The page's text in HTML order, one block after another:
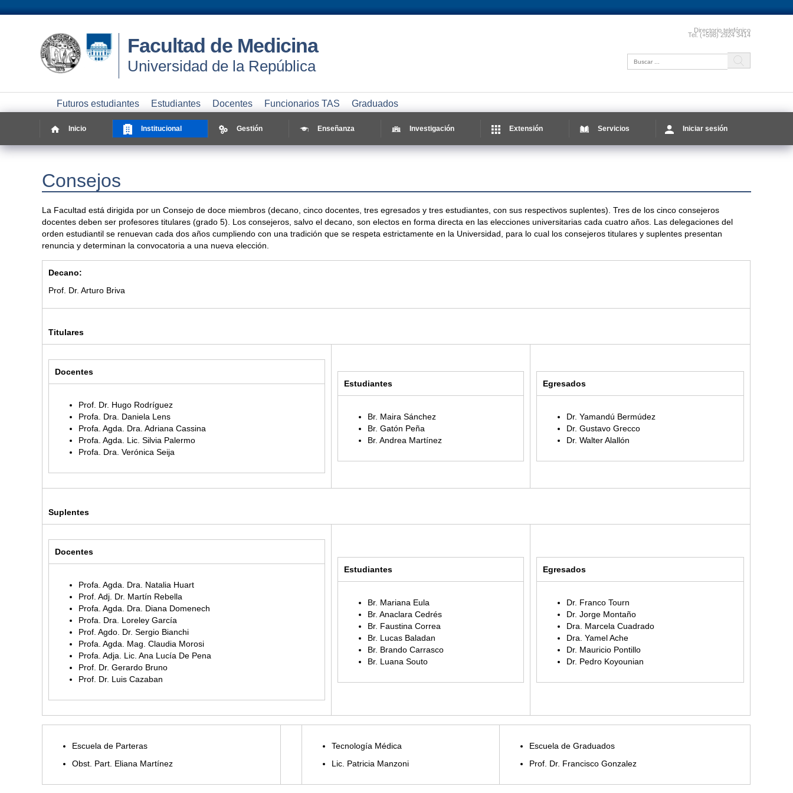
Directorio telefónico
Tel. (+598) 2924 3414
Facultad de Medicina
Universidad de la República
Futuros estudiantes Estudiantes Docentes Funcionarios TAS Graduados
Inicio Institucional Gestión Enseñanza Investigación Extensión Servicios Iniciar sesión
Consejos
La Facultad está dirigida por un Consejo de doce miembros (decano, cinco docentes, tres egresados y tres estudiantes, con sus respectivos suplentes). Tres de los cinco consejeros
docentes deben ser profesores titulares (grado 5). Los consejeros, salvo el decano, son electos en forma directa en las elecciones universitarias cada cuatro años. Las delegaciones del
orden estudiantil se renuevan cada dos años cumpliendo con una tradición que se respeta estrictamente en la Universidad, para lo cual los consejeros titulares y suplentes presentan
renuncia y determinan la convocatoria a una nueva elección.
Decano:
Prof. Dr. Arturo Briva
Titulares
Docentes
Prof. Dr. Hugo Rodríguez
Profa. Dra. Daniela Lens
Profa. Agda. Dra. Adriana Cassina
Profa. Agda. Lic. Silvia Palermo
Profa. Dra. Verónica Seija
Estudiantes
Br. Maira Sánchez
Br. Gatón Peña
Br. Andrea Martínez
Egresados
Dr. Yamandú Bermúdez
Dr. Gustavo Grecco
Dr. Walter Alallón
Suplentes
Docentes
Profa. Agda. Dra. Natalia Huart
Prof. Adj. Dr. Martín Rebella
Profa. Agda. Dra. Diana Domenech
Profa. Dra. Loreley García
Prof. Agdo. Dr. Sergio Bianchi
Profa. Agda. Mag. Claudia Morosi
Profa. Adja. Lic. Ana Lucía De Pena
Prof. Dr. Gerardo Bruno
Prof. Dr. Luis Cazaban
Estudiantes
Br. Mariana Eula
Br. Anaclara Cedrés
Br. Faustina Correa
Br. Lucas Baladan
Br. Brando Carrasco
Br. Luana Souto
Egresados
Dr. Franco Tourn
Dr. Jorge Montaño
Dra. Marcela Cuadrado
Dra. Yamel Ache
Dr. Mauricio Pontillo
Dr. Pedro Koyounian
Escuela de Parteras
Obst. Part. Eliana Martínez
Tecnología Médica
Lic. Patricia Manzoni
Escuela de Graduados
Prof. Dr. Francisco Gonzalez